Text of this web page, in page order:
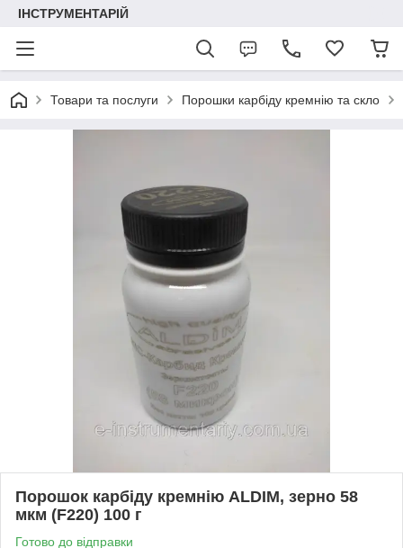
ІНСТРУМЕНТАРІЙ
Товари та послуги Порошки карбіду кремнію та скло
Порошок карбіду кремнію ALDIM, зерно 58
мкм (F220) 100 г
Готово до відправки